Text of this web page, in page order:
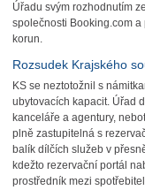
Úřadu svým rozhodnutím
společnosti Booking.com
korun.
Rozsudek Krajského
KS se neztotožnil s
ubytovacích kapacit. Úřad
kanceláře a agentury,
plně zastupitelná s
balík dílčích služeb v
kdežto rezervační portál
prostředník mezi